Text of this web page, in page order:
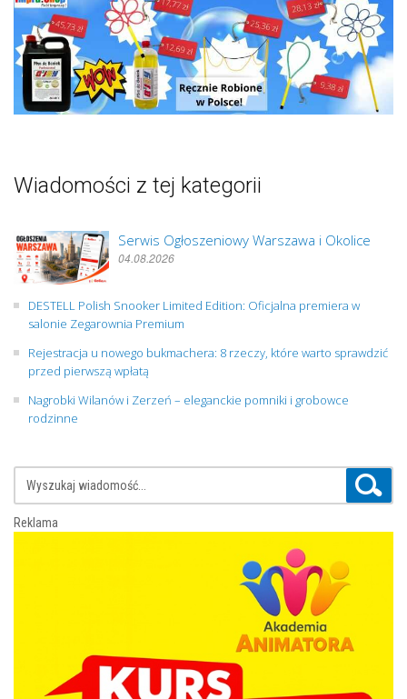
Wiadomości z tej kategorii
Serwis Ogłoszeniowy Warszawa i Okolice
04.08.2026
DESTELL Polish Snooker Limited Edition: Oficjalna premiera w
salonie Zegarownia Premium
Rejestracja u nowego bukmachera: 8 rzeczy, które warto sprawdzić
przed pierwszą wpłatą
Nagrobki Wilanów i Zerzeń – eleganckie pomniki i grobowce
rodzinne
Reklama